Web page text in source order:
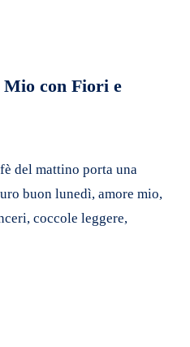
con Fiori e
del mattino porta una
buon lunedì, amore mio,
coccole leggere,